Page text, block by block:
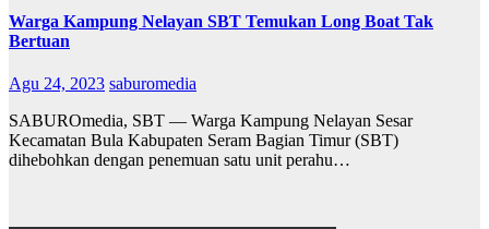
Warga Kampung Nelayan SBT Temukan Long Boat Tak
Bertuan
Agu 24, 2023 saburomedia
SABUROmedia, SBT — Warga Kampung Nelayan Sesar
Kecamatan Bula Kabupaten Seram Bagian Timur (SBT)
dihebohkan dengan penemuan satu unit perahu…